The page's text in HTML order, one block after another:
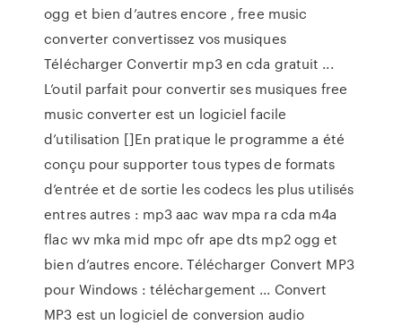
ogg et bien d’autres encore , free music
converter convertissez vos musiques
Télécharger Convertir mp3 en cda gratuit ...
L’outil parfait pour convertir ses musiques free
music converter est un logiciel facile
d’utilisation []En pratique le programme a été
conçu pour supporter tous types de formats
d’entrée et de sortie les codecs les plus utilisés
entres autres : mp3 aac wav mpa ra cda m4a
flac wv mka mid mpc ofr ape dts mp2 ogg et
bien d’autres encore. Télécharger Convert MP3
pour Windows : téléchargement ... Convert
MP3 est un logiciel de conversion audio